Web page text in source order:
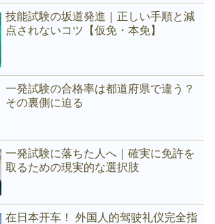
技能試験の坂道発進｜正しい手順と減
点されないコツ【仮免・本免】
一発試験の合格率は都道府県で違う？
その裏側に迫る
一発試験に落ちた人へ｜確実に免許を
取るための現実的な選択肢
在日本开车！ 外国人的驾驶礼仪完全指